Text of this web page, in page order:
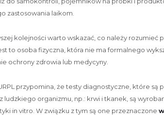
zastosowania laikom.
kolejności warto wskazać, co należy rozumieć
to osoba fizyczna, która nie ma formalnego
ochrony zdrowia lub medycyny.
przypomina, że testy diagnostyczne, które są
ludzkiego organizmu, np.: krwi i tkanek, są
in vitro. W związku z tym są one przeznaczone